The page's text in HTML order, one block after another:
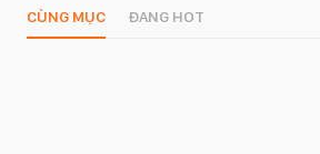
CÙNG MỤC ĐANG HOT